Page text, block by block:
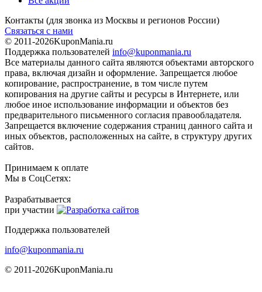
Контакты (для звонка из Москвы и регионов России)
Связаться с нами
© 2011-2026KuponMania.ru
Поддержка пользователей info@kuponmania.ru
Все материалы данного сайта являются объектами авторского
права, включая дизайн и оформление. Запрещается любое
копирование, распространение, в том числе путем
копирования на другие сайты и ресурсы в Интернете, или
любое иное использование информации и объектов без
предварительного письменного согласия правообладателя.
Запрещается включение содержания страниц данного сайта и
иных объектов, расположенных на сайте, в структуру других
сайтов.
Принимаем к оплате
Мы в СоцСетях:
Разрабатывается
при участии
Поддержка пользователей
info@kuponmania.ru
© 2011-2026KuponMania.ru